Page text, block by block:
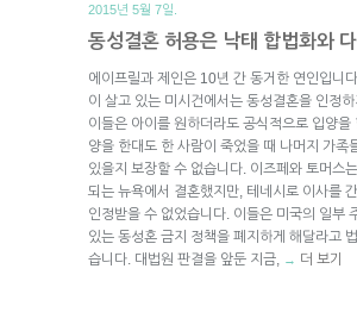
2015년 5월 7일.
동성결혼 허용은 낙태 합법화와
에이프릴과 제인은 10년 간 동거한 연인입니
이 살고 있는 미시건에서는 동성결혼을 인정하
이들은 아이를 원하더라도 공식적으로 입양을
양을 한대도 한 사람이 죽었을 때 나머지 가족
있을지 보장할 수 없습니다. 이즈페와 토머스
되는 뉴욕에서 결혼했지만, 테네시로 이사를
인정받을 수 없었습니다. 이들은 미국의 일부
있는 동성혼 금지 정책을 폐지하게 해달라고
습니다. 대법원 판결을 앞둔 지금,
→ 더 보기